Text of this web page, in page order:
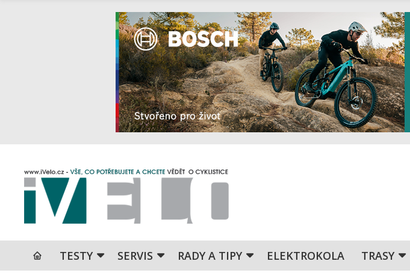
TESTY SERVIS RADY A TIPY ELEKTROKOLA TRASY